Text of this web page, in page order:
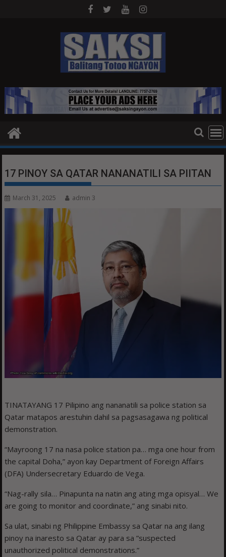
17 PINOY SA QATAR NANANATILI SA PIITAN
March 31, 2025 admin 3
TINATAYANG 17 Pilipino ang nananatili sa police station sa
Qatar matapos arestuhin dahil sa pagsasagawa ng political
demonstration.
“Mayroong 17 na nasa police station pa… mga one hour from
the capital Doha,” ayon kay Department of Foreign Affairs
(DFA) Undersecretary Eduardo de Vega.
“Nag-rally sila… Pinapunta na natin ang ating mga opisyal… We
are going to monitor and coordinate,” ang sinabi nito.
Sa ulat, sinabi ng Philippine Embassy sa Qatar na ang ilang
pinoy na inaresto sa Qatar ay para sa ”suspected
unauthorized political demonstrations.”